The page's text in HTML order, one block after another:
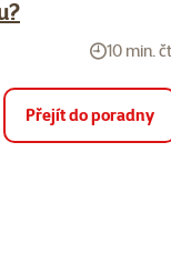
10 min.
Přejít do poradny